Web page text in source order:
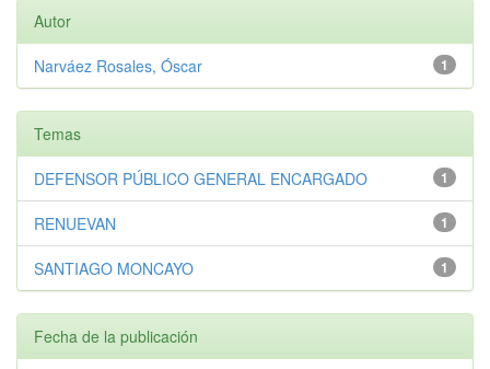
Autor
1
Narváez Rosales, Óscar
Temas
1
DEFENSOR PÚBLICO GENERAL ENCARGADO
1
RENUEVAN
1
SANTIAGO MONCAYO
Fecha de la publicación